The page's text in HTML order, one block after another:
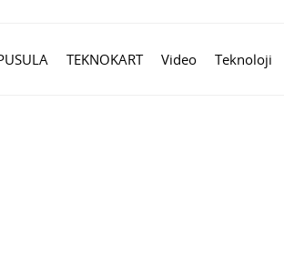
TEKNOKART Video Teknoloji